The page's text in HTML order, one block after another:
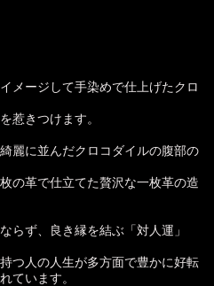
メージして手染めで仕上げたクロ
惹きつけます。
麗に並んだクロコダイルの腹部の
の革で仕立てた贅沢な一枚革の造
らず、良き縁を結ぶ「対人運」
つ人の人生が多方面で豊かに好転
ています。